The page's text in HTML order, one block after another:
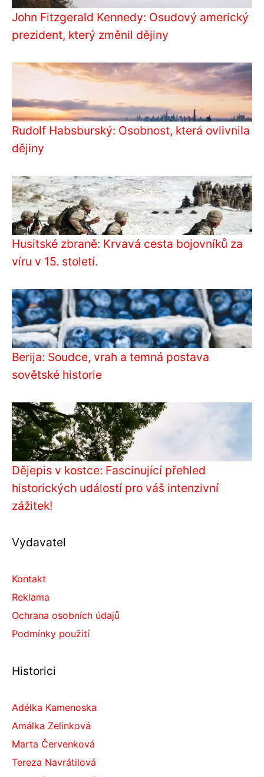
John Fitzgerald Kennedy: Osudový americký
prezident, který změnil dějiny
Rudolf Habsburský: Osobnost, která ovlivnila
dějiny
Husitské zbraně: Krvavá cesta bojovníků za
víru v 15. století.
Berija: Soudce, vrah a temná postava
sovětské historie
Dějepis v kostce: Fascinující přehled
historických událostí pro váš intenzivní
zážitek!
Vydavatel
Kontakt
Reklama
Ochrana osobních údajů
Podmínky použití
Historici
Adélka Kamenoska
Amálka Zelinková
Marta Červenková
Tereza Navrátilová